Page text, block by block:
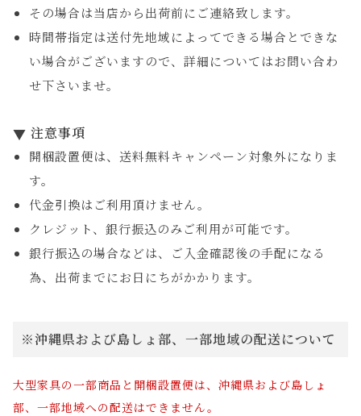
その場合は当店から出荷前にご連絡致します。
時間帯指定は送付先地域によってできる場合とできな
い場合がございますので、詳細についてはお問い合わ
せ下さいませ。
注意事項
開梱設置便は、送料無料キャンペーン対象外になりま
す。
代金引換はご利用頂けません。
クレジット、銀行振込のみご利用が可能です。
銀行振込の場合などは、ご入金確認後の手配になる
為、出荷までにお日にちがかかります。
※沖縄県および島しょ部、一部地域の配送について
大型家具の一部商品と開梱設置便は、沖縄県および島しょ
部、一部地域への配送はできません。